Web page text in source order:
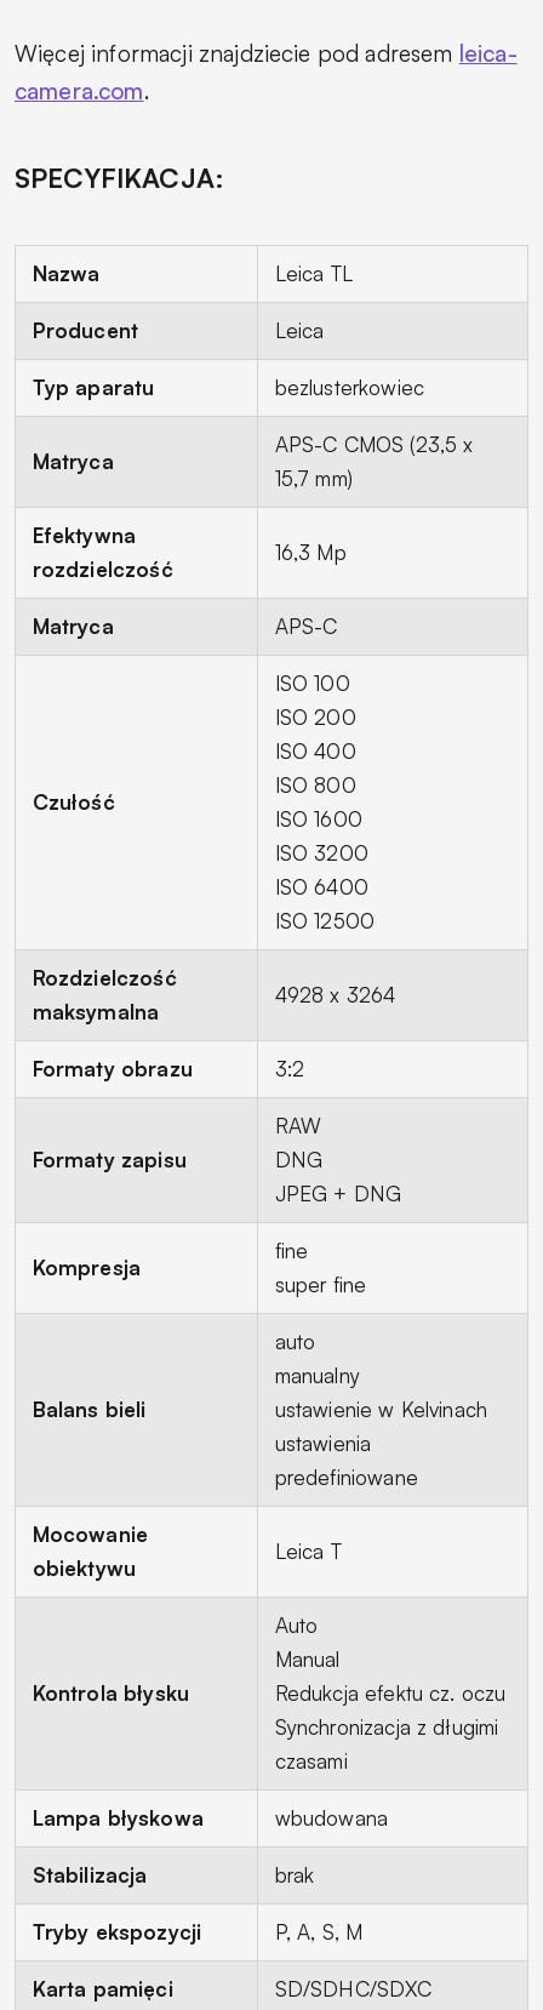
Więcej informacji znajdziecie pod adresem leica-
camera.com.
SPECYFIKACJA:
Nazwa Leica TL
Producent Leica
Typ aparatu bezlusterkowiec
Matryca
APS-C CMOS (23,5 x
15,7 mm)
Efektywna
rozdzielczość
16,3 Mp
Matryca APS-C
Czułość
ISO 100
ISO 200
ISO 400
ISO 800
ISO 1600
ISO 3200
ISO 6400
ISO 12500
Rozdzielczość
maksymalna
4928 x 3264
Formaty obrazu 3:2
Formaty zapisu
RAW
DNG
JPEG + DNG
Kompresja
fine
super fine
Balans bieli
auto
manualny
ustawienie w Kelvinach
ustawienia
predefiniowane
Mocowanie
obiektywu
Leica T
Kontrola błysku
Auto
Manual
Redukcja efektu cz. oczu
Synchronizacja z długimi
czasami
Lampa błyskowa wbudowana
Stabilizacja brak
Tryby ekspozycji P, A, S, M
Karta pamięci SD/SDHC/SDXC